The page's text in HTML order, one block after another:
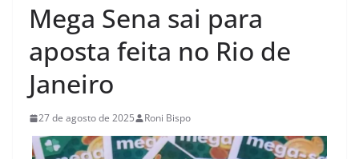
Mega Sena sai para
aposta feita no Rio de
Janeiro
27 de agosto de 2025 Roni Bispo